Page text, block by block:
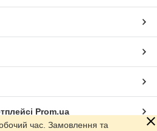
Prom.ua
час. Замовлення та